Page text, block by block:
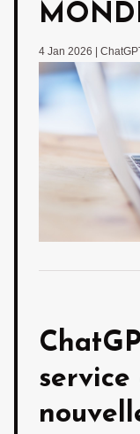
4 Jan 2026